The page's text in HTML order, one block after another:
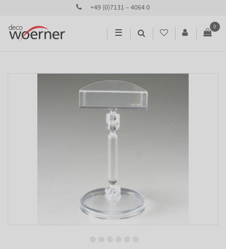
+49 (0)7131 – 4064 0
☰
0